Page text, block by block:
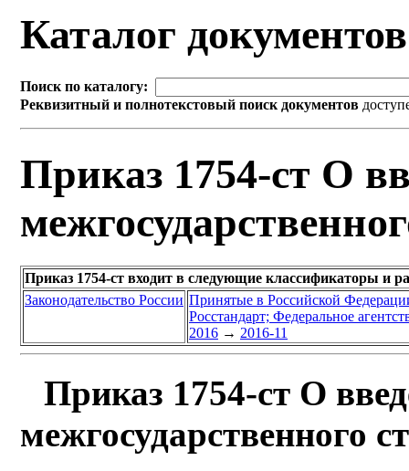
Каталог
Поиск по каталогу:
Реквизитный и полнотекстовый поиск документов
Приказ 1754-ст О
Приказ 1754-ст входит в следующие классификаторы и
Законодательство России Принятые в Российской
Росстандарт; Федеральное
2016 → 2016-11
Приказ 1754-ст О
межгосударственного